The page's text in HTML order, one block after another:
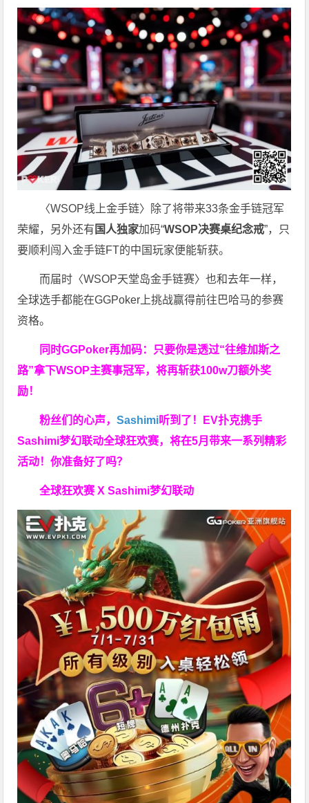
〈WSOP线上金手链〉除了将带来33条金手链冠军
荣耀，另外还有 国人独家加码“WSOP决赛桌纪念戒”，只
要顺利闯入金手链FT的中国玩家便能斩获。
而届时〈WSOP天堂岛金手链赛〉也和去年一样，
全球选手都能在GGPoker上挑战赢得前往巴哈马的参赛
资格。
同时GGPoker再加码：只要你是透过“往维加斯之
路”拿下WSOP主赛事冠军，将再斩获100w刀额外奖
励！
粉丝们的心声，Sashimi听到了！EV扑克携手
Sashimi梦幻联动全球狂欢赛，将在5月带来一系列精彩
活动！你准备好了吗？
全球狂欢赛 X Sashimi梦幻联动